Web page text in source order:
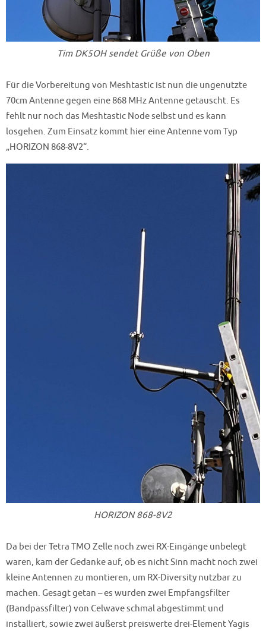
Tim DK5OH sendet Grüße von Oben
Für die Vorbereitung von Meshtastic ist nun die ungenutzte
70cm Antenne gegen eine 868 MHz Antenne getauscht. Es
fehlt nur noch das Meshtastic Node selbst und es kann
losgehen. Zum Einsatz kommt hier eine Antenne vom Typ
„HORIZON 868-8V2“.
HORIZON 868-8V2
Da bei der Tetra TMO Zelle noch zwei RX-Eingänge unbelegt
waren, kam der Gedanke auf, ob es nicht Sinn macht noch zwei
kleine Antennen zu montieren, um RX-Diversity nutzbar zu
machen. Gesagt getan – es wurden zwei Empfangsfilter
(Bandpassfilter) von Celwave schmal abgestimmt und
installiert, sowie zwei äußerst preiswerte drei-Element Yagis